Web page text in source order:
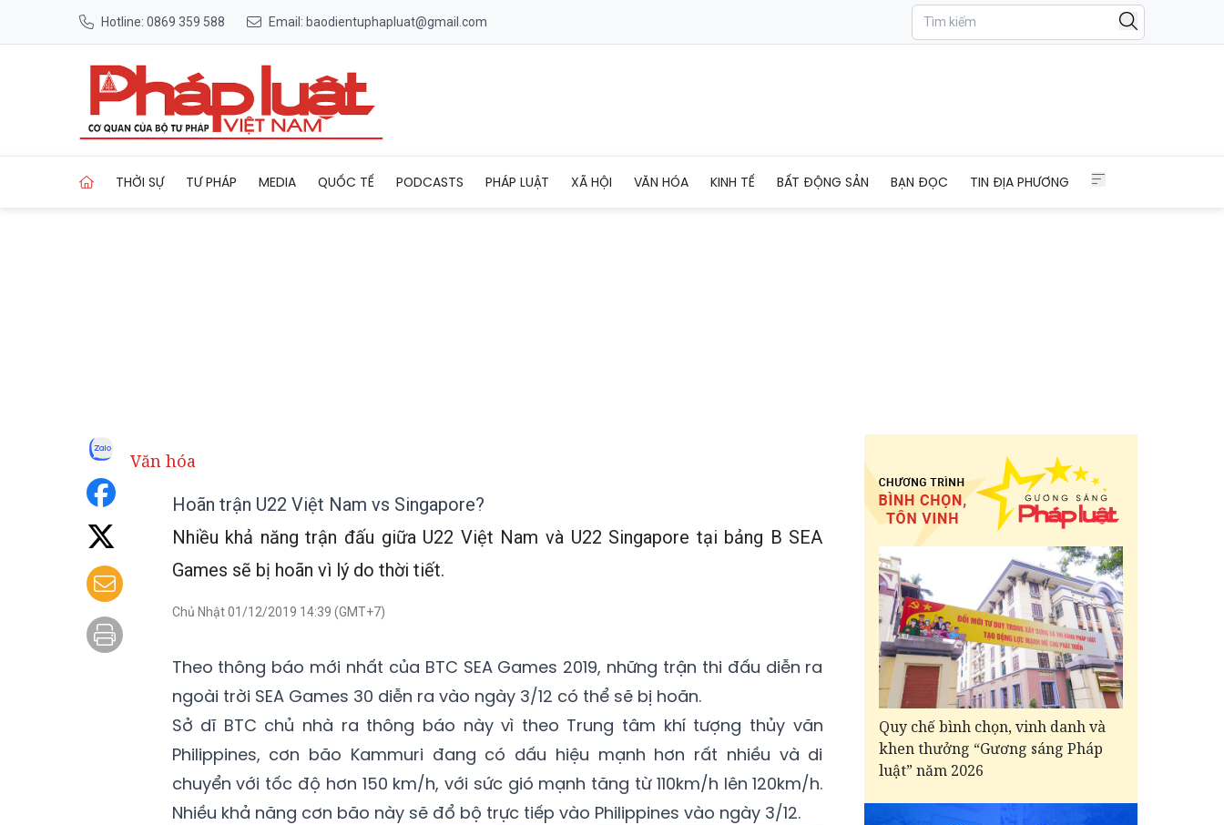
Hotline: 0869 359 588 Email: baodientuphapluat@gmail.com
THỜI SỰ TƯ PHÁP MEDIA QUỐC TẾ PODCASTS PHÁP LUẬT XÃ HỘI VĂN HÓA KINH TẾ BẤT ĐỘNG SẢN BẠN ĐỌC TIN ĐỊA PHƯƠNG
Văn hóa
Hoãn trận U22 Việt Nam vs Singapore?
Nhiều khả năng trận đấu giữa U22 Việt Nam và U22 Singapore tại bảng B SEA
Games sẽ bị hoãn vì lý do thời tiết.
Chủ Nhật 01/12/2019 14:39 (GMT+7)
Theo thông báo mới nhất của BTC SEA Games 2019, những trận thi đấu diễn ra
ngoài trời SEA Games 30 diễn ra vào ngày 3/12 có thể sẽ bị hoãn.
Sở dĩ BTC chủ nhà ra thông báo này vì theo Trung tâm khí tượng thủy văn
Philippines, cơn bão Kammuri đang có dấu hiệu mạnh hơn rất nhiều và di
chuyển với tốc độ hơn 150 km/h, với sức gió mạnh tăng từ 110km/h lên 120km/h.
Nhiều khả năng cơn bão này sẽ đổ bộ trực tiếp vào Philippines vào ngày 3/12.
Quy chế bình chọn, vinh danh và
khen thưởng “Gương sáng Pháp
luật” năm 2026